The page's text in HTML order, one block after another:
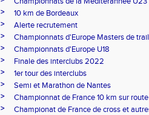
>
10 km de Bordeaux
>
Alerte recrutement
>
Championnats d'Europe Masters de trail
>
Championnats d'Europe U18
>
Finale des interclubs 2022
>
1er tour des interclubs
>
Semi et Marathon de Nantes
>
Championnat de France 10 km sur route
>
Championat de France de cross et